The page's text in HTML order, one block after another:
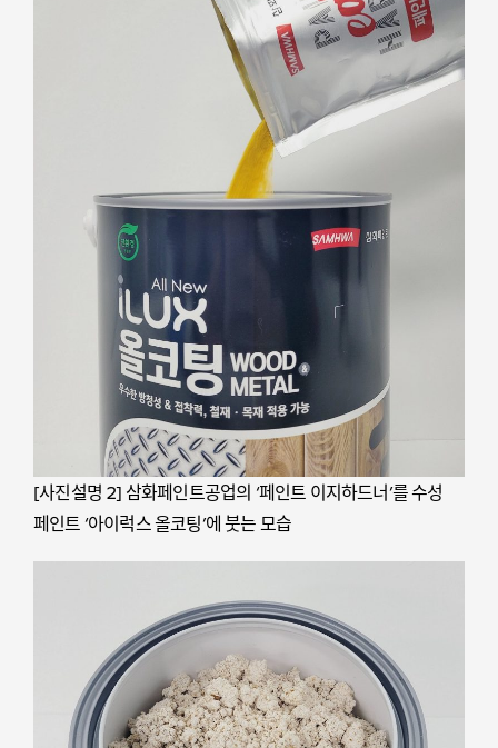
[사진설명 2] 삼화페인트공업의 ‘페인트 이지하드너’를 수성
페인트 ‘아이럭스 올코팅’에 붓는 모습